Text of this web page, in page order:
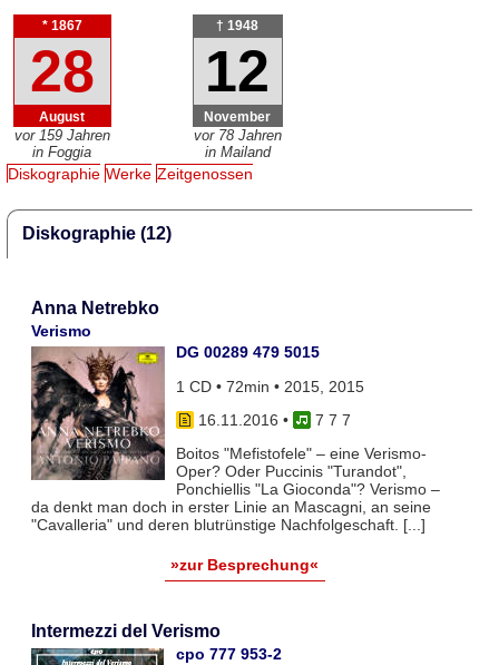
* 1867
28
August
vor 159 Jahren
in Foggia
† 1948
12
November
vor 78 Jahren
in Mailand
Diskographie Werke Zeitgenossen
Diskographie (12)
Anna Netrebko
Verismo
DG 00289 479 5015
1 CD • 72min • 2015, 2015
16.11.2016 •
7 7 7
Boitos "Mefistofele" – eine Verismo-
Oper? Oder Puccinis "Turandot",
Ponchiellis "La Gioconda"? Verismo –
da denkt man doch in erster Linie an Mascagni, an seine
"Cavalleria" und deren blutrünstige Nachfolgeschaft. [...]
»zur Besprechung«
Intermezzi del Verismo
cpo 777 953-2